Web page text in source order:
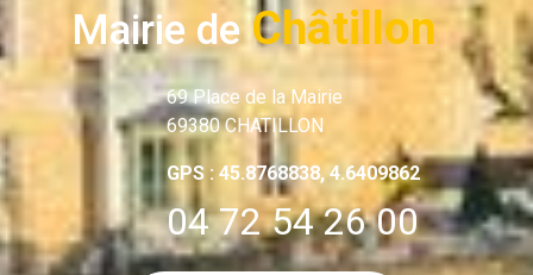
Mairie deChâtillon
69 Place de la Mairie
69380 CHATILLON
GPS : 45.8768838, 4.6409862
04 72 54 26 00